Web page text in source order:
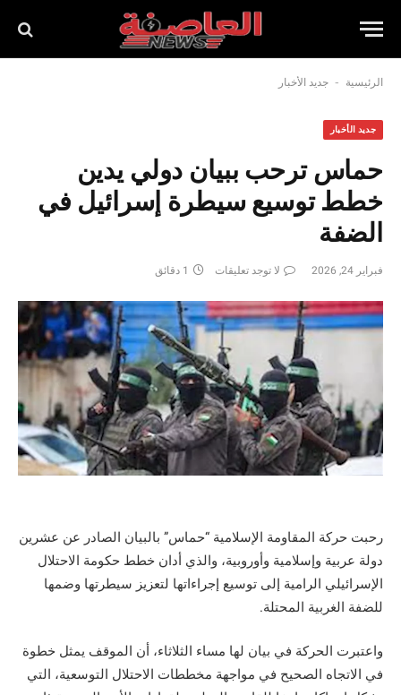
الرئيسية - جديد الأخبار
جديد الأخبار
حماس ترحب ببيان دولي يدين
خطط توسيع سيطرة إسرائيل في
الضفة
فبراير 24, 2026 لا توجد تعليقات 1 دقائق
رحبت حركة المقاومة الإسلامية “حماس” بالبيان الصادر عن عشرين
دولة عربية وإسلامية وأوروبية، والذي أدان خطط حكومة الاحتلال
الإسرائيلي الرامية إلى توسيع إجراءاتها لتعزيز سيطرتها وضمها
للضفة الغربية المحتلة.
واعتبرت الحركة في بيان لها مساء الثلاثاء، أن الموقف يمثل خطوة
في الاتجاه الصحيح في مواجهة مخططات الاحتلال التوسعية، التي